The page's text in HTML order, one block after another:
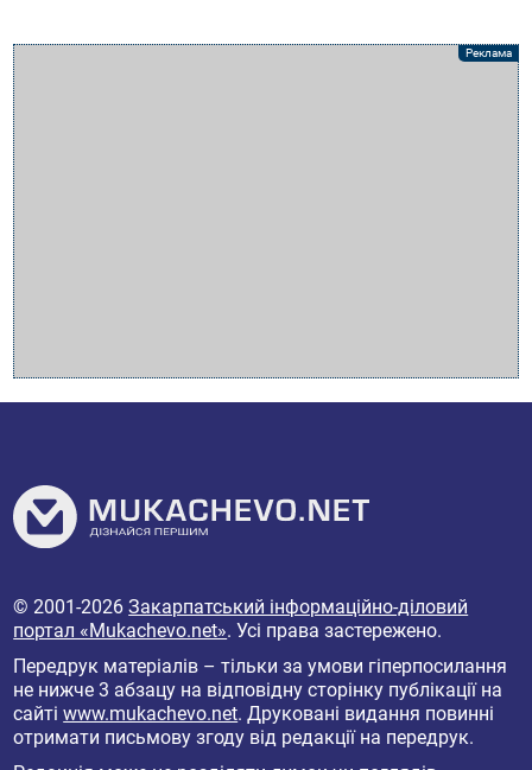
© 2001-2026Закарпатський інформаційно-діловий
портал «Mukachevo.net». Усі права застережено.
Передрук матеріалів – тільки за умови гіперпосилання
не нижче 3 абзацу на відповідну сторінку публікації на
сайтіwww.mukachevo.net. Друковані видання повинні
отримати письмову згоду від редакції на передрук.